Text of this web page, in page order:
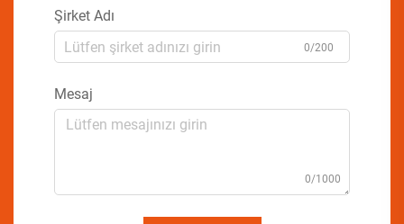
Şirket Adı
0/200
Mesaj
0/1000